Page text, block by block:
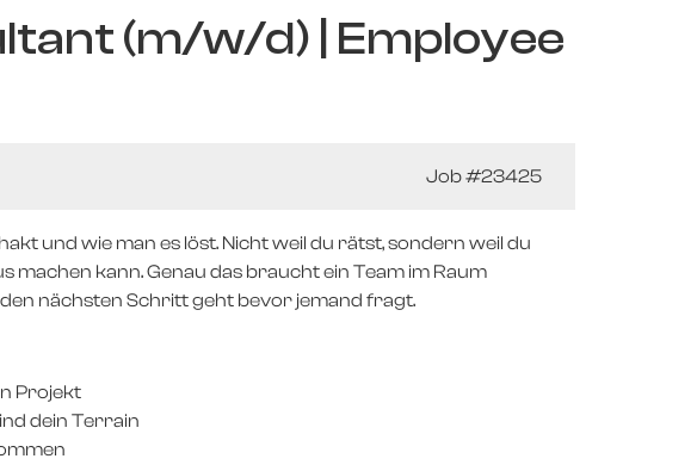
(m/w/d) | Employee
Job#23425
und wie man es löst. Nicht weil du rätst, sondern weil du
machen kann. Genau das braucht ein Team im Raum
nächsten Schritt geht bevor jemand fragt.
Projekt
dein Terrain